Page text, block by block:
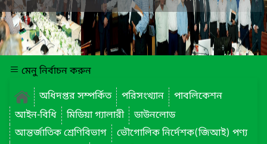
মেনু নির্বাচন করুন
অধিদপ্তর সম্পর্কিত
পরিসংখ্যান
পাবলিকেশন
আইন-বিধি
মিডিয়া গ্যালারী
ডাউনলোড
আন্তর্জাতিক শ্রেণিবিভাগ
ভৌগোলিক নির্দেশক(জিআই) পণ্য